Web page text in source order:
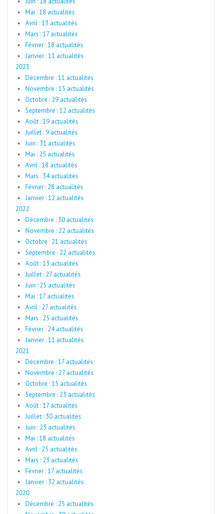
Mai : 18 actualités
Avril : 13 actualités
Mars : 17 actualités
Février : 18 actualités
Janvier : 11 actualités
2023
Décembre : 11 actualités
Novembre : 15 actualités
Octobre : 29 actualités
Septembre : 12 actualités
Août : 19 actualités
Juillet : 9 actualités
Juin : 31 actualités
Mai : 25 actualités
Avril : 18 actualités
Mars : 34 actualités
Février : 28 actualités
Janvier : 12 actualités
2022
Décembre : 30 actualités
Novembre : 22 actualités
Octobre : 21 actualités
Septembre : 22 actualités
Août : 13 actualités
Juillet : 27 actualités
Juin : 25 actualités
Mai : 17 actualités
Avril : 27 actualités
Mars : 25 actualités
Février : 24 actualités
Janvier : 11 actualités
2021
Décembre : 17 actualités
Novembre : 27 actualités
Octobre : 15 actualités
Septembre : 23 actualités
Août : 17 actualités
Juillet : 30 actualités
Juin : 23 actualités
Mai : 18 actualités
Avril : 25 actualités
Mars : 23 actualités
Février : 17 actualités
Janvier : 32 actualités
2020
Décembre : 25 actualités